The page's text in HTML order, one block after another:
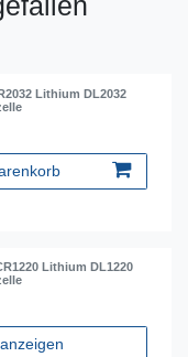
Lithium DL2032
Lithium DL1220